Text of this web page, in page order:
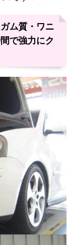
ム質・ワニ
で強力にク